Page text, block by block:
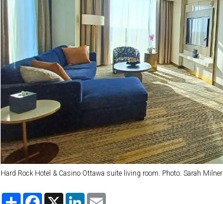
Hard Rock Hotel & Casino Ottawa suite living room. Photo: Sarah Milner
S
F
X
L